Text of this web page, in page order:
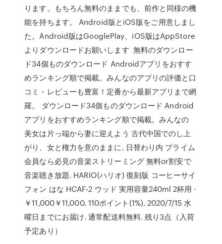
ります。もちろん無料のままでも、前作と同様の機
能を持ちます。 Android版とiOS版をご用意しまし
た。Android版はGooglePlay、iOS版はAppStore
よりダウンロードお願いします 無料のダウンロー
ド34個ものダウンロード Androidアプリをおすす
めランキング順で掲載。みんなのアプリの評価と口
コミ・レビューも豊富！定番から最新アプリまで網
羅。 ダウンロード34個ものダウンロード Android
アプリをおすすめランキング順で掲載。みんなの
美女は片っ端から妻に迎えよう 古代中国でのし上
がり、女と権力を意のままに. 日替わり内 プライム
会員なら必見の音楽ストリーミング 無料or割安で
音楽聴き放題. HARIO(ハリオ) 復刻版 コーヒーサイ
フォン はな HCAF-2 ウッド 実用容量240ml 2杯用 ·
￥11,000￥11,000. 110ポイント(1%). 2020/7/15 水
曜日までにお届け. 通常配送料無料. 残り3点（入荷
予定あり）